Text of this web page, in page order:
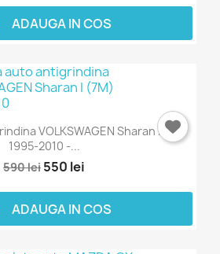
ADAUGA IN COS
VOLKSWAGEN Sharan I (7M)
1995-2010 -...
590 lei 550 lei
ADAUGA IN COS